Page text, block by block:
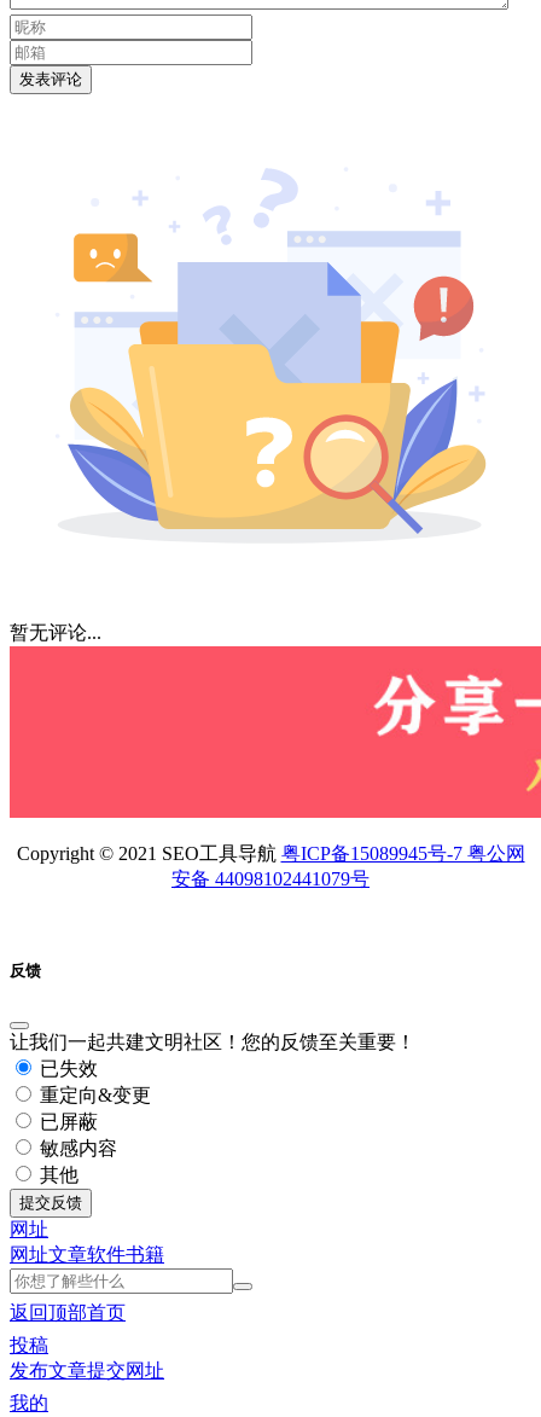
发表评论
暂无评论...
Copyright © 2021 SEO工具导航 粤ICP备15089945号-7 粤公网
安备 44098102441079号
反馈
让我们一起共建文明社区！您的反馈至关重要！
已失效
重定向&变更
已屏蔽
敏感内容
其他
提交反馈
网址
网址文章软件书籍
返回顶部首页
投稿
发布文章提交网址
我的